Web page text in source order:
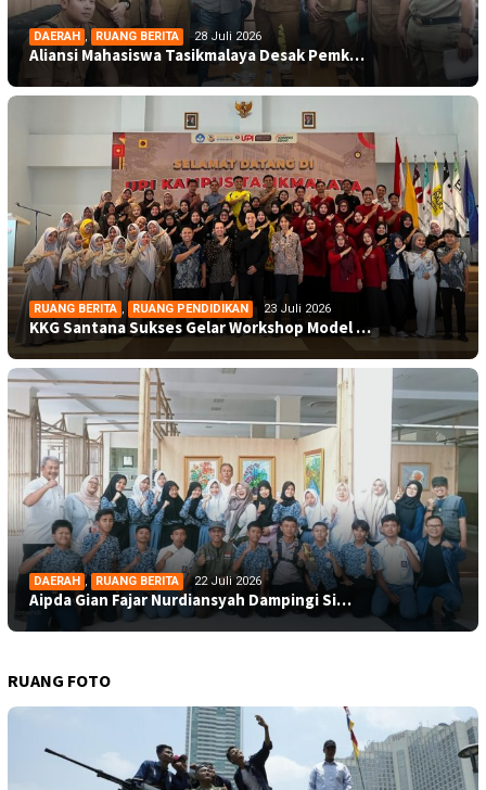
DAERAH , RUANG BERITA 28 Juli 2026
Aliansi Mahasiswa Tasikmalaya Desak Pemk…
RUANG BERITA , RUANG PENDIDIKAN 23 Juli 2026
KKG Santana Sukses Gelar Workshop Model …
DAERAH , RUANG BERITA 22 Juli 2026
Aipda Gian Fajar Nurdiansyah Dampingi Si…
RUANG FOTO